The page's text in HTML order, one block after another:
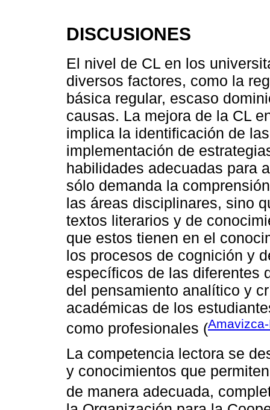
DISCUSIONES
El nivel de CL en los
diversos factores, como la
básica regular, escaso
causas. La mejora de la CL
implica la identificación de
implementación de
habilidades adecuadas para
sólo demanda la
las áreas disciplinares, sino
textos literarios y de
que estos tienen en el
los procesos de cognición y
específicos de las diferentes
del pensamiento analítico y
académicas de los
como profesionales (
La competencia lectora se
y conocimientos que
de manera adecuada,